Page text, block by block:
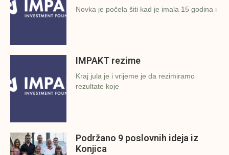
Novka je počela šiti kad je imala 15 godina i
IMPAKT rezime
Kraj jula je i vrijeme je da rezimiramo
rezultate koje
Podržano 9 poslovnih ideja iz
Konjica